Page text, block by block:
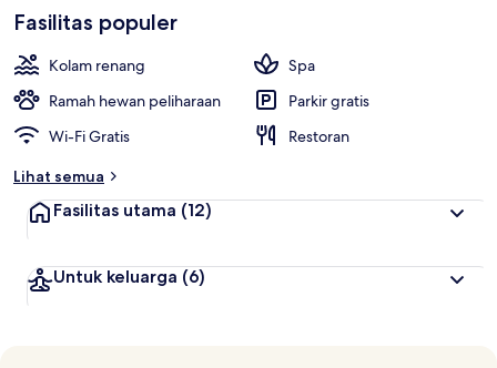
tamu
i
Fasilitas populer
Kolam renang
Spa
Ramah hewan peliharaan
Parkir gratis
Wi-Fi Gratis
Restoran
Lihat semua
Fasilitas utama (12)
Untuk keluarga (6)